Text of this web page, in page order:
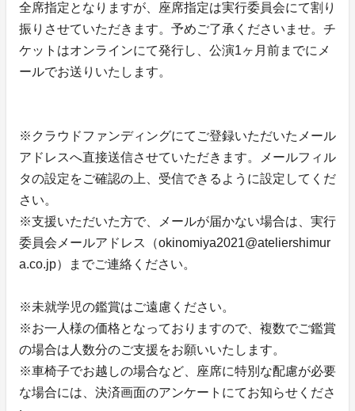
全席指定となりますが、座席指定は実行委員会にて割り
振りさせていただきます。予めご了承くださいませ。チ
ケットはオンラインにて発行し、公演1ヶ月前までにメ
ールでお送りいたします。
※クラウドファンディングにてご登録いただいたメール
アドレスへ直接送信させていただきます。メールフィル
タの設定をご確認の上、受信できるように設定してくだ
さい。
※支援いただいた方で、メールが届かない場合は、実行
委員会メールアドレス（okinomiya2021@ateliershimur
a.co.jp）までご連絡ください。
※未就学児の鑑賞はご遠慮ください。
※お一人様の価格となっておりますので、複数でご鑑賞
の場合は人数分のご支援をお願いいたします。
※車椅子でお越しの場合など、座席に特別な配慮が必要
な場合には、決済画面のアンケートにてお知らせくださ